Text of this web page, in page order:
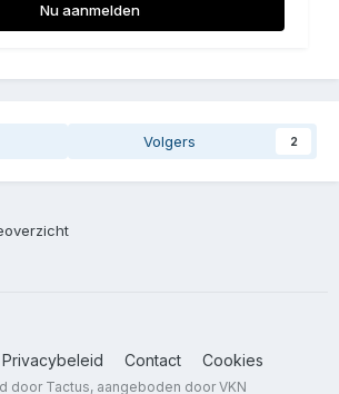
Nu aanmelden
Volgers 2
Privacybeleid Contact Cookies
door Tactus, aangeboden door VKN